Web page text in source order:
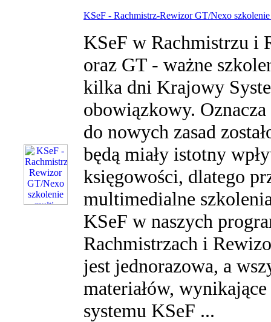
KSeF - Rachmistrz-Rewizor GT/Nexo
KSeF w Rachmistrzu i
oraz GT - ważne
kilka dni Krajowy
obowiązkowy.
do nowych zasad
będą miały istotny
księgowości, dlatego
multimedialne
KSeF w naszych
Rachmistrzach i
jest jednorazowa, a
materiałów,
systemu KSeF ...